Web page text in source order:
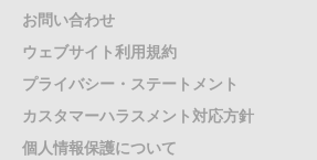
お問い合わせ
ウェブサイト利用規約
プライバシー・ステートメント
カスタマーハラスメント対応方針
個人情報保護について